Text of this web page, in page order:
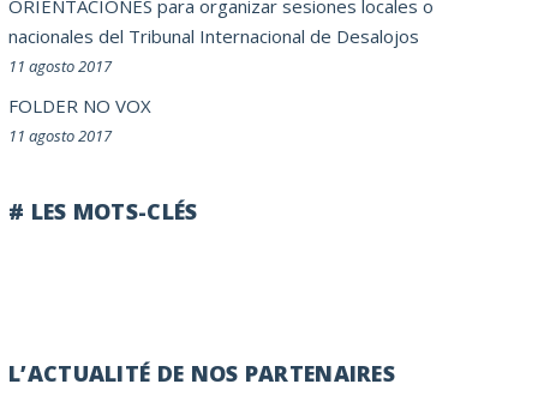
ORIENTACIONES para organizar sesiones locales o
nacionales del Tribunal Internacional de Desalojos
11 agosto 2017
FOLDER NO VOX
11 agosto 2017
# LES MOTS-CLÉS
L’ACTUALITÉ DE NOS PARTENAIRES